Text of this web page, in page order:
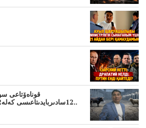
قوناەۆتاعى
12سادىربايدىتاعىسى كەلە12نجىلعاۇقا مەس..